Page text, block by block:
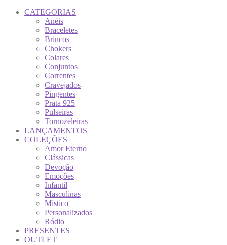
CATEGORIAS
Anéis
Braceletes
Brincos
Chokers
Colares
Conjuntos
Correntes
Cravejados
Pingentes
Prata 925
Pulseiras
Tornozeleiras
LANÇAMENTOS
COLEÇÕES
Amor Eterno
Clássicas
Devoção
Emoções
Infantil
Masculinas
Místico
Personalizados
Ródio
PRESENTES
OUTLET